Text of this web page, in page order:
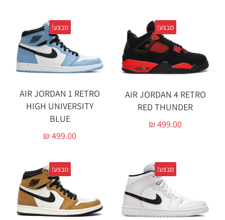
מבצע!
AIR JORDAN 4 RETRO
RED THUNDER‏
₪499.00
מבצע!
AIR JORDAN 1 RETRO
HIGH UNIVERSITY
BLUE
₪499.00
מבצע! מבצע!